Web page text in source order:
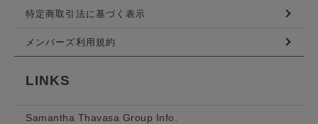
特定商取引法に基づく表示
メンバーズ利用規約
LINKS
Samantha Thavasa Group Info.